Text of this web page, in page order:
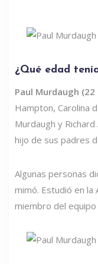
¿Qué edad
Paul Murdaugh (22
Hampton, Carolina
Murdaugh y
hijo de sus padres
Algunas personas
mimó. Estudió en la
miembro del